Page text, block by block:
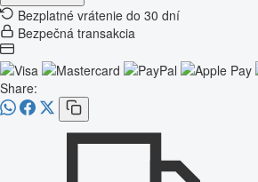
Bezplatné vrátenie do 30 dní
Bezpečná transakcia
Share: